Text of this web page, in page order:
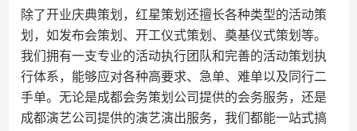
除了开业庆典策划，红星策划还擅长各种类型的活动策
划，如发布会策划、开工仪式策划、奠基仪式策划等。
我们拥有一支专业的活动执行团队和完善的活动策划执
行体系，能够应对各种高要求、急单、难单以及同行二
手单。无论是成都会务策划公司提供的会务服务，还是
成都演艺公司提供的演艺演出服务，我们都能一站式搞